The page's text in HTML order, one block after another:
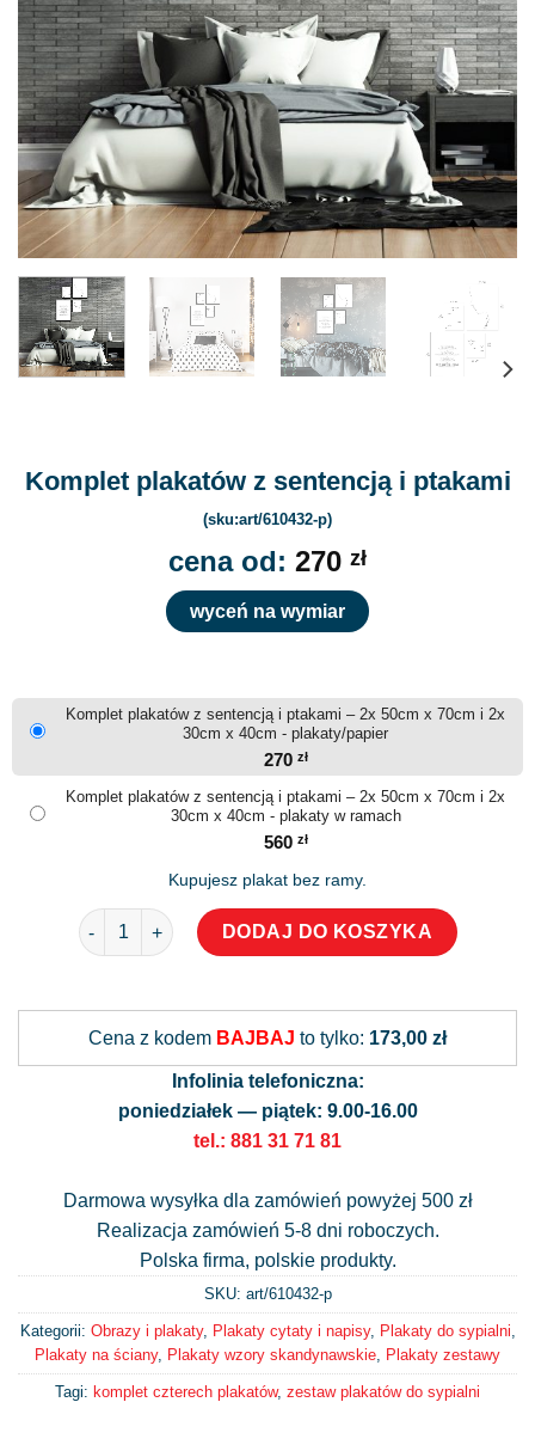
Komplet plakatów z sentencją i ptakami
(sku:art/610432-p)
cena od: 270 zł
wyceń na wymiar
Komplet plakatów z sentencją i ptakami – 2x 50cm x 70cm i 2x
30cm x 40cm - plakaty/papier
270 zł
Komplet plakatów z sentencją i ptakami – 2x 50cm x 70cm i 2x
30cm x 40cm - plakaty w ramach
560 zł
Kupujesz plakat bez ramy.
ilość Komplet plakatów z sentencją i ptakami
DODAJ DO KOSZYKA
Cena z kodem BAJBAJ to tylko: 173,00 zł
Infolinia telefoniczna:
poniedziałek — piątek: 9.00-16.00
tel.: 881 31 71 81
Darmowa wysyłka dla zamówień powyżej 500 zł
Realizacja zamówień 5-8 dni roboczych.
Polska firma, polskie produkty.
SKU: art/610432-p
Kategorii: Obrazy i plakaty, Plakaty cytaty i napisy, Plakaty do sypialni
Plakaty na ściany, Plakaty wzory skandynawskie Plakaty zestawy
Tagi: komplet czterech plakatów, zestaw plakatów do sypialni